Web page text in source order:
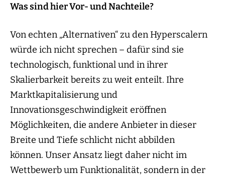
Was sind hier Vor- und Nachteile?
Von echten „Alternativen“ zu den Hyperscalern
würde ich nicht sprechen – dafür sind sie
technologisch, funktional und in ihrer
Skalierbarkeit bereits zu weit enteilt. Ihre
Marktkapitalisierung und
Innovationsgeschwindigkeit eröffnen
Möglichkeiten, die andere Anbieter in dieser
Breite und Tiefe schlicht nicht abbilden
können. Unser Ansatz liegt daher nicht im
Wettbewerb um Funktionalität, sondern in der